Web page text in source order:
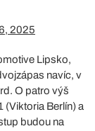
2025
Lipsko,
navíc, v
O patro výš
(Viktoria Berlín) a
budou na